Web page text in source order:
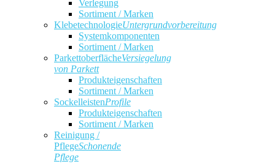
Verlegung
Sortiment / Marken
KlebetechnologieUntergrundvorbereitung
Systemkomponenten
Sortiment / Marken
ParkettoberflächeVersiegelung
von Parkett
Produkteigenschaften
Sortiment / Marken
SockelleistenProfile
Produkteigenschaften
Sortiment / Marken
Reinigung /
PflegeSchonende
Pflege